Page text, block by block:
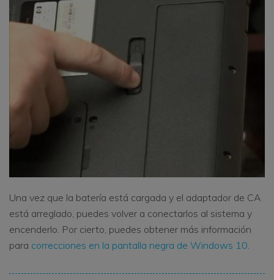
Una vez que la batería está cargada y el adaptador de CA
está arreglado, puedes volver a conectarlos al sistema y
encenderlo. Por cierto, puedes obtener más información
para correcciones en la pantalla negra de Windows 10.